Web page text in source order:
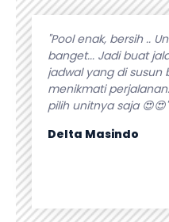
bus
"Pool enak, bersih ..
banget... Jadi buat
jadwal yang di susun
menikmati
pilih unitnya saja 😍😍"
Delta Masindo